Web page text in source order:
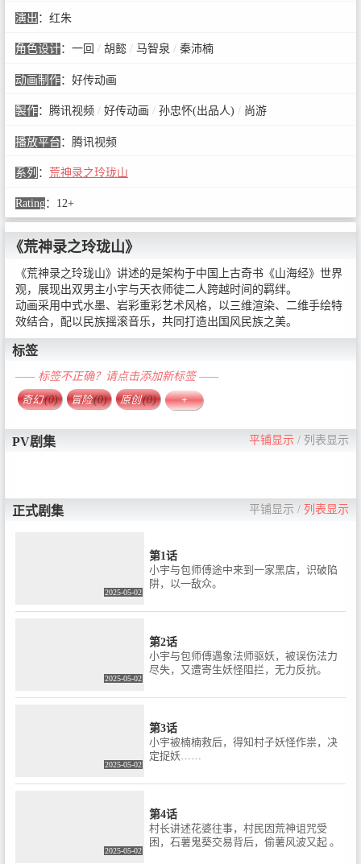
演出 ： 红朱
角色设计： 一回 /胡懿 /马智泉 /秦沛楠
动画制作： 好传动画
製作： 腾讯视频 /好传动画 /孙忠怀(出品人) /尚游
播放平台 ： 腾讯视频
系列 ： 荒神录之玲珑山
Rating： 12+
《荒神录之玲珑山》
《荒神录之玲珑山》讲述的是架构于中国上古奇书《山海经》世界
观，展现出双男主小宇与天衣师徒二人跨越时间的羁绊。
动画采用中式水墨、岩彩重彩艺术风格，以三维渲染、二维手绘特
效结合，配以民族摇滚音乐，共同打造出国风民族之美。
标签
—— 标签不正确？请点击添加新标签 ——
奇幻(0) 冒险(0) 原创(0) +
PV剧集 平铺显示 / 列表显示
正式剧集 平铺显示 / 列表显示
2025-05-02
第1话
小宇与包师傅途中来到一家黑店，识破陷
阱，以一敌众。
2025-05-02
第2话
小宇与包师傅遇象法师驱妖，被误伤法力
尽失，又遭寄生妖怪阻拦，无力反抗。
2025-05-02
第3话
小宇被楠楠救后，得知村子妖怪作祟，决
定捉妖……
2025-05-02
第4话
村长讲述花婆往事，村民因荒神诅咒受
困，石薯鬼葵交易背后，偷薯风波又起 。